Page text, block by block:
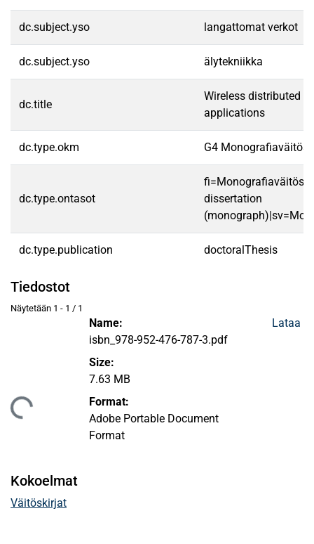
dc.subject.yso langattomat verkot
dc.subject.yso älytekniikka
dc.title
Wireless distributed
applications
dc.type.okm G4
dc.type.ontasot
dissertation
dc.type.publication doctoralThesis
Tiedostot
Näytetään 1 - 1 / 1
Name:
isbn_978-952-476-787-3.pdf
Size:
7.63 MB
Format:
Adobe Portable Document
Format
Lataa
Kokoelmat
Väitöskirjat